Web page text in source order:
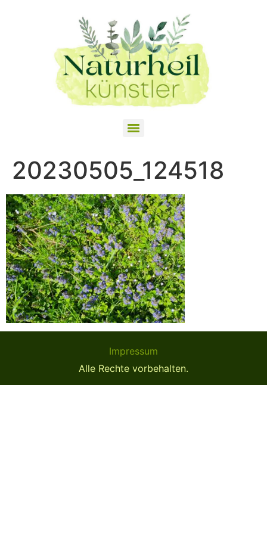
20230505_124518
Impressum
Alle Rechte vorbehalten.